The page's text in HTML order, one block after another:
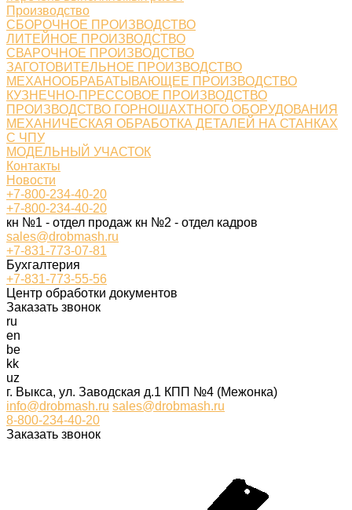
Производство
СБОРОЧНОЕ ПРОИЗВОДСТВО
ЛИТЕЙНОЕ ПРОИЗВОДСТВО
СВАРОЧНОЕ ПРОИЗВОДСТВО
ЗАГОТОВИТЕЛЬНОЕ ПРОИЗВОДСТВО
МЕХАНООБРАБАТЫВАЮЩЕЕ ПРОИЗВОДСТВО
КУЗНЕЧНО-ПРЕССОВОЕ ПРОИЗВОДСТВО
ПРОИЗВОДСТВО ГОРНОШАХТНОГО ОБОРУДОВАНИЯ
МЕХАНИЧЕСКАЯ ОБРАБОТКА ДЕТАЛЕЙ НА СТАНКАХ
С ЧПУ
МОДЕЛЬНЫЙ УЧАСТОК
Контакты
Новости
+7-800-234-40-20
+7-800-234-40-20
кн №1 - отдел продаж кн №2 - отдел кадров
sales@drobmash.ru
+7-831-773-07-81
Бухгалтерия
+7-831-773-55-56
Центр обработки документов
Заказать звонок
ru
en
be
kk
uz
г. Выкса, ул. Заводская д.1 КПП №4 (Межонка)
info@drobmash.ru sales@drobmash.ru
8-800-234-40-20
Заказать звонок